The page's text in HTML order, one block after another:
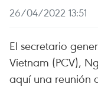
26/04/2022 13:51
El secretario
Vietnam (PCV),
aquí una reunión